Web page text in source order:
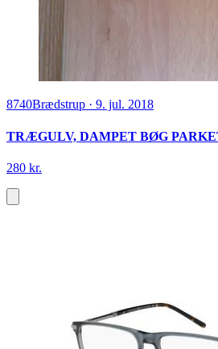
8740Brædstrup · 9. jul. 2018
TRÆGULV, DAMPET BØG
280 kr.